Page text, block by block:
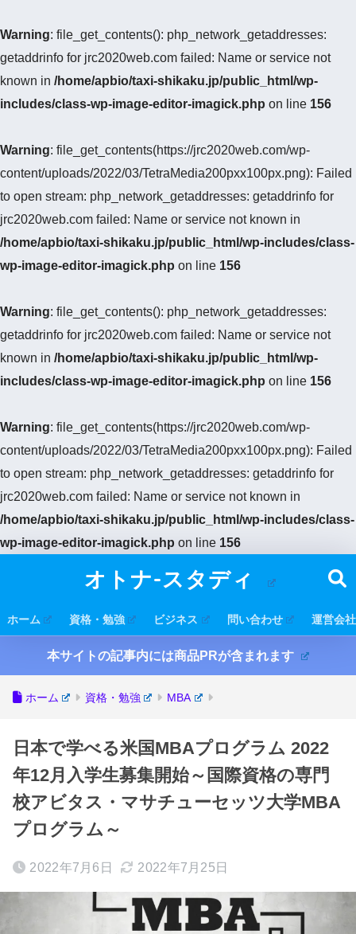
Warning: file_get_contents(): php_network_getaddresses:
getaddrinfo for jrc2020web.com failed: Name or service not
known in /home/apbio/taxi-shikaku.jp/public_html/wp-
includes/class-wp-image-editor-imagick.php on line 156
Warning: file_get_contents(https://jrc2020web.com/wp-
content/uploads/2022/03/TetraMedia200pxx100px.png): Failed
to open stream: php_network_getaddresses: getaddrinfo for
jrc2020web.com failed: Name or service not known in
/home/apbio/taxi-shikaku.jp/public_html/wp-includes/class-
wp-image-editor-imagick.php on line 156
Warning: file_get_contents(): php_network_getaddresses:
getaddrinfo for jrc2020web.com failed: Name or service not
known in /home/apbio/taxi-shikaku.jp/public_html/wp-
includes/class-wp-image-editor-imagick.php on line 156
Warning: file_get_contents(https://jrc2020web.com/wp-
content/uploads/2022/03/TetraMedia200pxx100px.png): Failed
to open stream: php_network_getaddresses: getaddrinfo for
jrc2020web.com failed: Name or service not known in
/home/apbio/taxi-shikaku.jp/public_html/wp-includes/class-
wp-image-editor-imagick.php on line 156
オトナ-スタディ
ホーム 資格・勉強 ビジネス 問い合わせ 運営会社
本サイトの記事内には商品PRが含まれます
ホーム 資格・勉強 MBA
日本で学べる米国MBAプログラム 2022
年12月入学生募集開始～国際資格の専門
校アビタス・マサチューセッツ大学MBA
プログラム～
2022年7月6日 2022年7月25日